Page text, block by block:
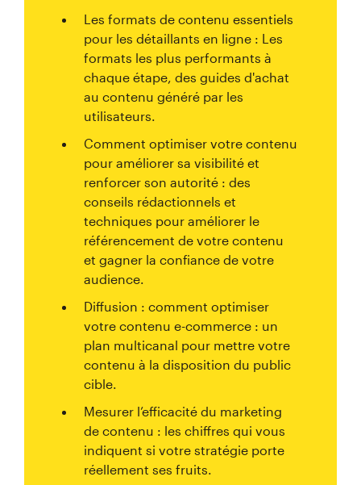
Les formats de contenu essentiels
pour les détaillants en ligne : Les
formats les plus performants à
chaque étape, des guides d'achat
au contenu généré par les
utilisateurs.
Comment optimiser votre contenu
pour améliorer sa visibilité et
renforcer son autorité : des
conseils rédactionnels et
techniques pour améliorer le
référencement de votre contenu
et gagner la confiance de votre
audience.
Diffusion : comment optimiser
votre contenu e-commerce : un
plan multicanal pour mettre votre
contenu à la disposition du public
cible.
Mesurer l’efficacité du marketing
de contenu : les chiffres qui vous
indiquent si votre stratégie porte
réellement ses fruits.